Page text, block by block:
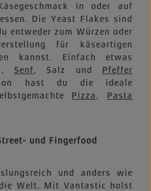
in oder auf
Die Yeast Flakes sind
entweder zum Würzen oder
für käseartigen
kannst. Einfach etwas
Senf, Salz und Pfeffer
hast du die ideale
Pizza, Pasta
und Fingerfood
und anders wie
Welt. Mit Vantastic holst